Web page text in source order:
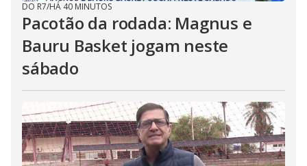
DO R7/HÁ 40 MINUTOS
Pacotão da rodada: Magnus e
Bauru Basket jogam neste
sábado